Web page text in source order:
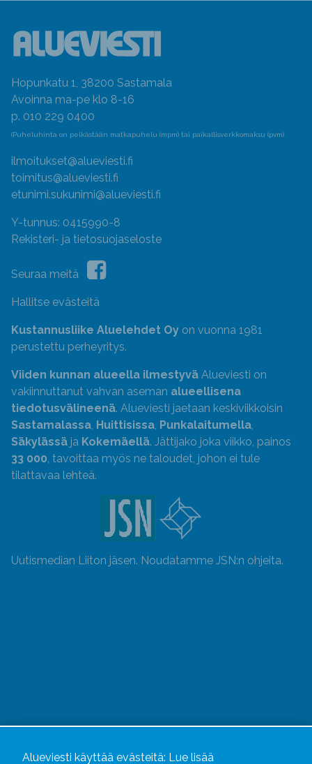
Hopunkatu 1, 38200 Sastamala
Avoinna ma-pe klo 8-16
p. 010 229 0400
(Puheluhinta on pelkästään matkapuhelu (mpm) tai paikallisverkkomaksu (pvm)
ilmoitukset@alueviesti.fi
toimitus@alueviesti.fi
etunimi.sukunimi@alueviesti.fi
Y-tunnus: 0415990-8
Rekisteri- ja tietosuojaseloste
Seuraa meitä
Hallitse evästeitä
Kustannusliike Aluelehdet Oy on vuonna 1981
perustettu perheyritys.
Viiden kunnan alueella ilmestyvä Alueviesti on
vakiinnuttanut vahvan aseman alueellisena
tiedotusvälineenä. Alueviesti jaetaan keskiviikkoisin
Sastamalassa Huittisissa Punkalaitumella
Säkylässä ja Kokemäellä. Jättijako joka viikko, painos
33 000 , tavoittaa myös ne taloudet, johon ei tule
tilattavaa lehteä.
Uutismedian Liiton jäsen. Noudatamme JSN:n ohjeita.
Alueviestija alueviesti.fiovat osa Kustannusliike
Alueviesti käyttää evästeitä: Lue lisää